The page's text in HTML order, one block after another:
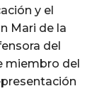
y el
Mari de la
del
miembro del